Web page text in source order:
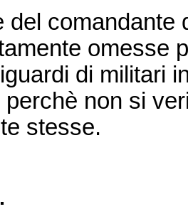
comandante
omesse
di militari
non si
stesse.